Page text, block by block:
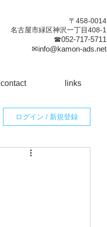
〒458-0014
名古屋市緑区神沢一丁目408-1
☎052-717-5711
✉info@kamon-ads.net
contact links
ログイン / 新規登録